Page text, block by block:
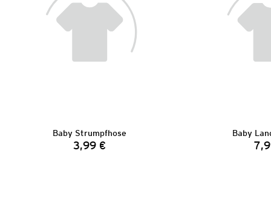
Baby Strumpfhose
Preis:
3,99 €
Baby